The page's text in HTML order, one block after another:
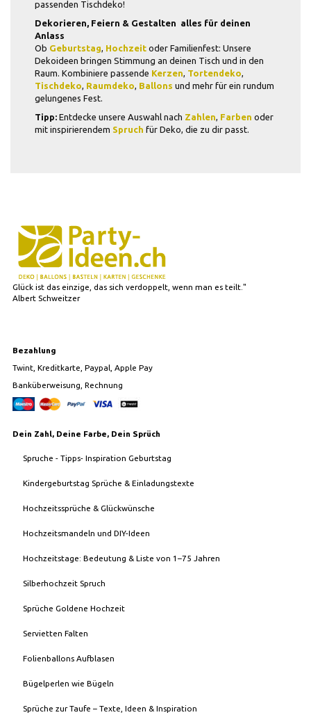
passenden Tischdeko!
Dekorieren, Feiern & Gestalten  alles für deinen
Anlass
Ob Geburtstag, Hochzeit oder Familienfest: Unsere
Dekoideen bringen Stimmung an deinen Tisch und in den
Raum. Kombiniere passende Kerzen, Tortendeko,
Tischdeko, Raumdeko, Ballons und mehr für ein rundum
gelungenes Fest.
Tipp: Entdecke unsere Auswahl nach Zahlen, Farben oder
mit inspirierendem Spruch für Deko, die zu dir passt.
Glück ist das einzige, das sich verdoppelt, wenn man es teilt."
Albert Schweitzer
Bezahlung
Twint, Kreditkarte, Paypal, Apple Pay
Banküberweisung, Rechnung
Dein Zahl, Deine Farbe, Dein Sprüch
Spruche - Tipps- Inspiration Geburtstag
Kindergeburtstag Sprüche & Einladungstexte
Hochzeitssprüche & Glückwünsche
Hochzeitsmandeln und DIY-Ideen
Hochzeitstage: Bedeutung & Liste von 1–75 Jahren
Silberhochzeit Spruch
Sprüche Goldene Hochzeit
Servietten Falten
Folienballons Aufblasen
Bügelperlen wie Bügeln
Sprüche zur Taufe – Texte, Ideen & Inspiration